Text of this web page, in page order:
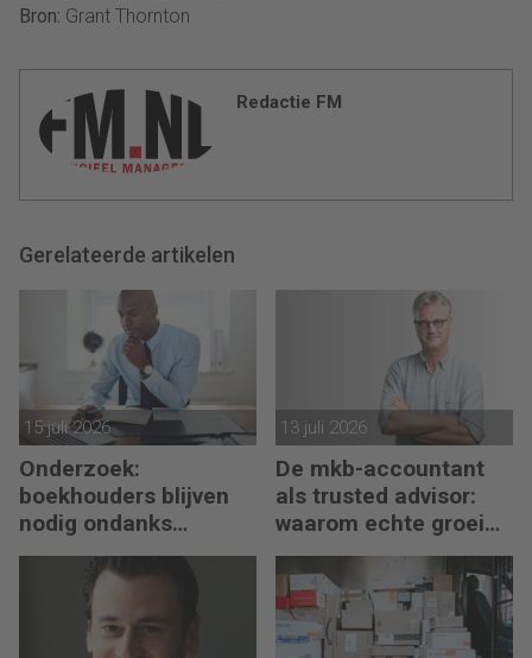
Bron: Grant Thornton
Redactie FM
Gerelateerde artikelen
15 juli 2026
Onderzoek:
boekhouders blijven
nodig ondanks
boekhoudsoftware
13 juli 2026
De mkb-accountant
als trusted advisor:
waarom echte groei
begint met reflectie